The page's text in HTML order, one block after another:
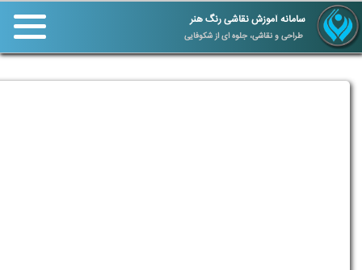
سامانه آموزش نقاشی رنگ هنر
طراحی و نقاشی، جلوه ای از شکوفایی